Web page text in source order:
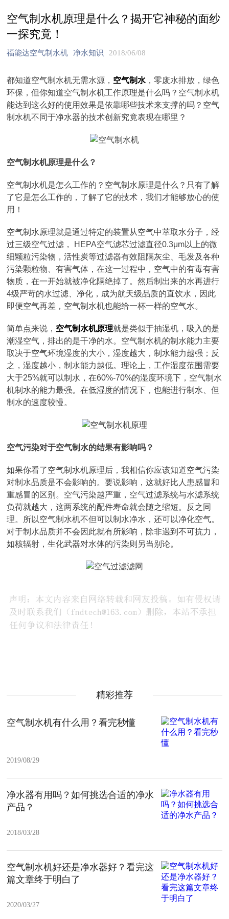
空气制水机原理是什么？揭开它神秘的面纱
一探究竟！
福能达空气制水机 净水知识 2018/06/08
都知道空气制水机无需水源， 空气制水 ，零废水排放，绿色
环保，但你知道空气制水机工作原理是什么吗？空气制水机
能达到这么好的使用效果是依靠哪些技术来支撑的吗？空气
制水机不同于净水器的技术创新究竟表现在哪里？
空气制水机原理是什么？
空气制水机是怎么工作的？空气制水原理是什么？只有了解
了它是怎么工作的，了解了它的技术，我们才能够放心的使
用！
空气制水原理就是通过特定的装置从空气中萃取水分子，经
过三级空气过滤， HEPA空气滤芯过滤直径0.3μm以上的微
细颗粒污染物，活性炭等过滤器有效阻隔灰尘、毛发及各种
污染颗粒物、有害气体，在这一过程中，空气中的有毒有害
物质，在一开始就被净化隔绝掉了。然后制出来的水再进行
4级严苛的水过滤、净化，成为航天级品质的直饮水，因此
即便空气再差，空气制水机也能给一杯一样的空气水。
简单点来说， 空气制水机原理就是类似于抽湿机，吸入的是
潮湿空气，排出的是干净的水。空气制水机的制水能力主要
取决于空气环境湿度的大小，湿度越大，制水能力越强；反
之，湿度越小，制水能力越低。理论上，工作湿度范围需要
大于25%就可以制水，在60%-70%的湿度环境下，空气制水
机制水的能力最强。在低湿度的情况下，也能进行制水、但
制水的速度较慢。
空气污染对于空气制水的结果有影响吗？
如果你看了空气制水机原理后，我相信你应该知道空气污染
对制水品质是不会影响的。要说影响，这就好比人患感冒和
重感冒的区别。空气污染越严重，空气过滤系统与水滤系统
负荷就越大，这两系统的配件寿命就会随之缩短。反之同
理。所以空气制水机不但可以制水净水，还可以净化空气。
对于制水品质并不会因此就有所影响，除非遇到不可抗力，
如核辐射，生化武器对水体的污染则另当别论。
精彩推荐
空气制水机有什么用？看完秒懂
2019/08/29
净水器有用吗？如何挑选合适的净水
产品？
2018/03/28
空气制水机好还是净水器好？看完这
篇文章终于明白了
2020/03/27